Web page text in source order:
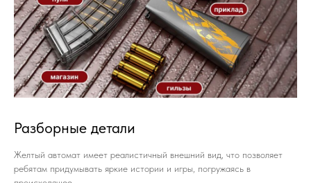
Разборные детали
Желтый автомат имеет реалистичный внешний вид, что позволяет
ребятам придумывать яркие истории и игры, погружаясь в